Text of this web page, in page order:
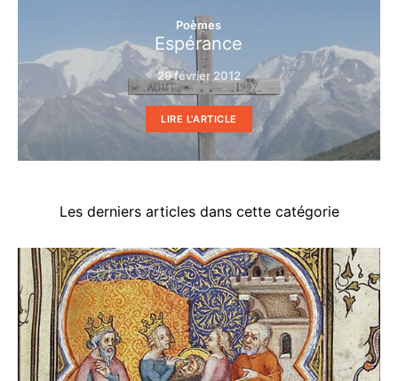
Poèmes
Espérance
29 février 2012
LIRE L'ARTICLE
Les derniers articles dans cette catégorie